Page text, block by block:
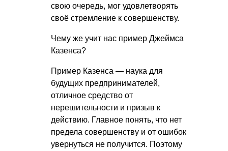
свою очередь, мог удовлетворять
своё стремление к совершенству.
Чему же учит нас пример Джеймса
Казенса?
Пример Казенса — наука для
будущих предпринимателей,
отличное средство от
нерешительности и призыв к
действию. Главное понять, что нет
предела совершенству и от ошибок
увернуться не получится. Поэтому